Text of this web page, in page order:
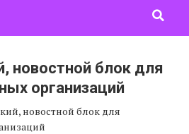
новостной блок для
организаций
новостной блок для